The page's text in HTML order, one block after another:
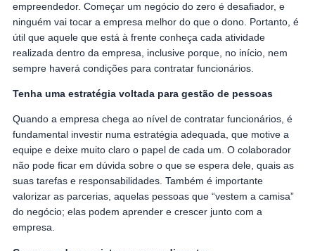
empreendedor. Começar um negócio do zero é desafiador, e
ninguém vai tocar a empresa melhor do que o dono. Portanto, é
útil que aquele que está à frente conheça cada atividade
realizada dentro da empresa, inclusive porque, no início, nem
sempre haverá condições para contratar funcionários.
Tenha uma estratégia voltada para gestão de pessoas
Quando a empresa chega ao nível de contratar funcionários, é
fundamental investir numa estratégia adequada, que motive a
equipe e deixe muito claro o papel de cada um. O colaborador
não pode ficar em dúvida sobre o que se espera dele, quais as
suas tarefas e responsabilidades. Também é importante
valorizar as parcerias, aquelas pessoas que “vestem a camisa”
do negócio; elas podem aprender e crescer junto com a
empresa.